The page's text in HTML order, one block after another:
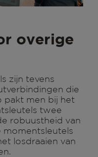
overige
zijn tevens
die
pakt men bij het
twee
robuustheid van
momentsleutels
losdraaien van